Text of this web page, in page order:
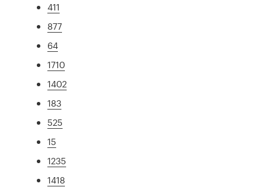
411
877
64
1710
1402
183
525
15
1235
1418